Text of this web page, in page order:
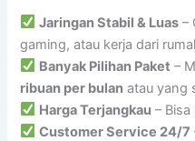
Jaringan Stabil & Luas –
gaming, atau kerja dari
Banyak Pilihan Paket –
ribuan per bulan atau yang
Harga Terjangkau –
Customer Service 24/7